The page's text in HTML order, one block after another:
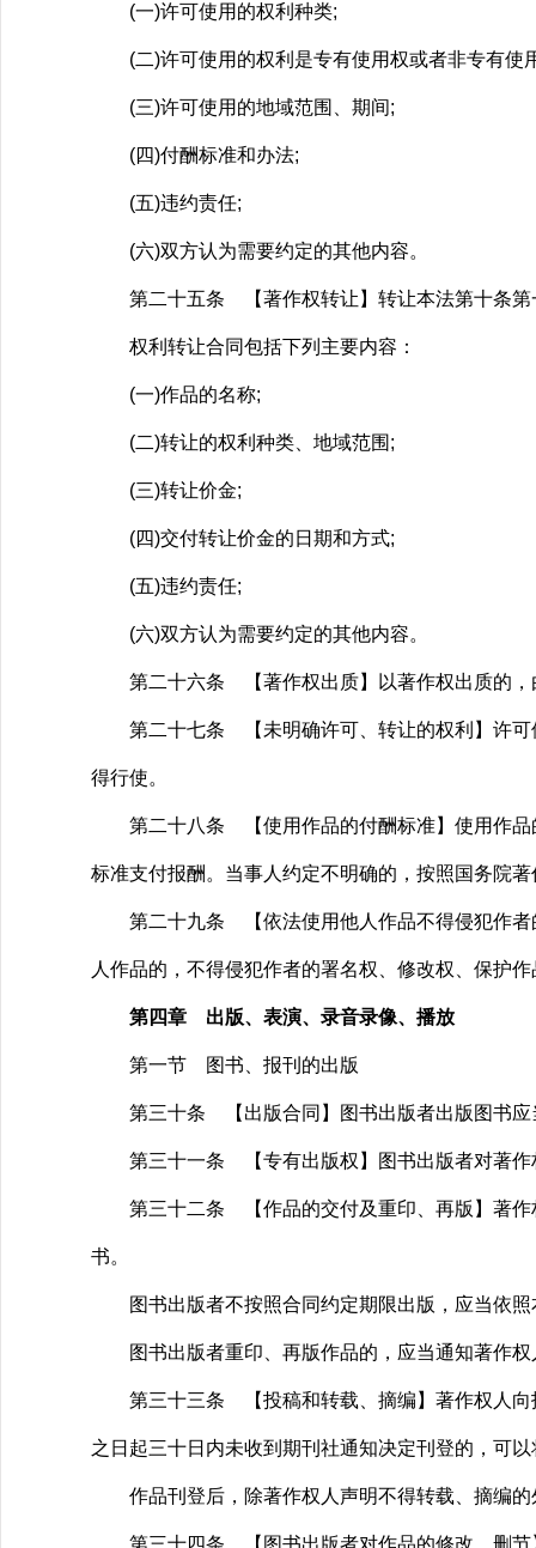
(一)许可使用的权利种类;
(二)许可使用的权利是专有使用权或者非专有使
(三)许可使用的地域范围、期间;
(四)付酬标准和办法;
(五)违约责任;
(六)双方认为需要约定的其他内容。
第二十五条 【著作权转让】转让本法第十条第
权利转让合同包括下列主要内容：
(一)作品的名称;
(二)转让的权利种类、地域范围;
(三)转让价金;
(四)交付转让价金的日期和方式;
(五)违约责任;
(六)双方认为需要约定的其他内容。
第二十六条 【著作权出质】以著作权出质的，
第二十七条 【未明确许可、转让的权利】许可
得行使。
第二十八条 【使用作品的付酬标准】使用作品
标准支付报酬。当事人约定不明确的，按照国务院
第二十九条 【依法使用他人作品不得侵犯作者
人作品的，不得侵犯作者的署名权、修改权、保护
第四章 出版、表演、录音录像、播放
第一节 图书、报刊的出版
第三十条 【出版合同】图书出版者出版图书应
第三十一条 【专有出版权】图书出版者对著作
第三十二条 【作品的交付及重印、再版】著作
书。
图书出版者不按照合同约定期限出版，应当依照
图书出版者重印、再版作品的，应当通知著作权
第三十三条 【投稿和转载、摘编】著作权人向
之日起三十日内未收到期刊社通知决定刊登的，可
作品刊登后，除著作权人声明不得转载、摘编的
第三十四条 【图书出版者对作品的修改、删节